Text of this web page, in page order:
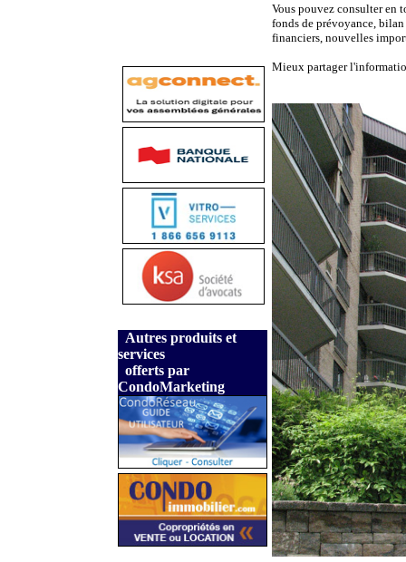
Autres produits et
services
offerts par
CondoMarketing
Vous pouvez consulter en
fonds de prévoyance,
financiers, nouvelles
Mieux partager